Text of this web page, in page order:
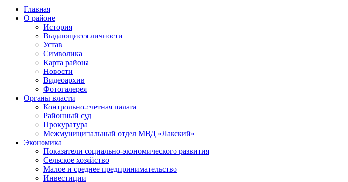
Главная
О районе
История
Выдающиеся личности
Устав
Символика
Карта района
Новости
Видеоархив
Фотогалерея
Органы власти
Контрольно-счетная палата
Районный суд
Прокуратура
Межмуниципальный отдел МВД «Лакский»
Экономика
Показатели социально-экономического развития
Сельское хозяйство
Малое и среднее предпринимательство
Инвестиции